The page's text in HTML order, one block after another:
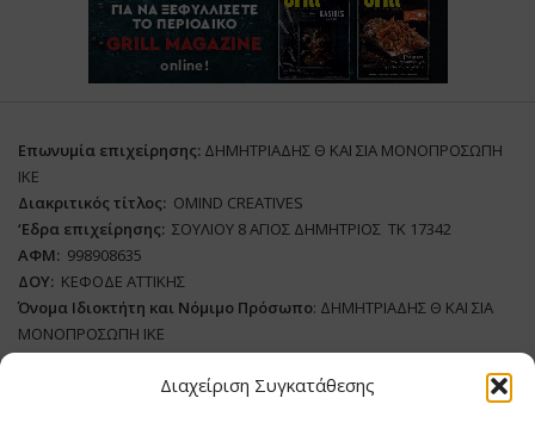
Διαχείριση Συγκατάθεσης
Επωνυμία επιχείρησης: ΔΗΜΗΤΡΙΑΔΗΣ Θ ΚΑΙ ΣΙΑ ΜΟΝΟΠΡΟΣΩΠΗ
ΙΚΕ
Διακριτικός τίτλος: ΟΜΙΝD CREATIVES
‘Eδρα επιχείρησης: ΣΟΥΛΙΟΥ 8 ΑΓΙΟΣ ΔΗΜΗΤΡΙΟΣ ΤΚ 17342
ΑΦΜ: 998908635
ΔΟΥ: ΚΕΦΟΔΕ ΑΤΤΙΚΗΣ
Όνομα Ιδιοκτήτη και Νόμιμο Πρόσωπο: ΔΗΜΗΤΡΙΑΔΗΣ Θ ΚΑΙ ΣΙΑ
ΜΟΝΟΠΡΟΣΩΠΗ ΙΚΕ
Διευθυντής Σύνταξης:ΑΘΑΝΑΣΙΟΣ ΑΝΤΩΝΙΟΥ